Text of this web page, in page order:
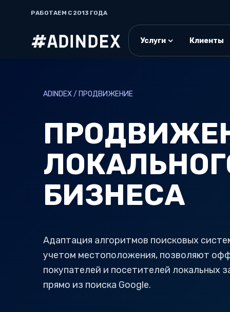
РАБОТАЕМ С 2013 ГОДА
Услуги Клиенты
ADINDEX / ПРОДВИЖЕНИЕ
БИЗНЕСА
Адаптация алгоритмов поисковых
учетом местоположения, позволяют
покупателей и посетителей локальных
прямо из поиска Google.